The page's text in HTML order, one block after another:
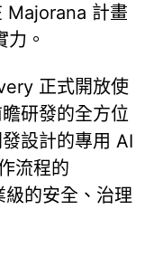
Majorana 計畫
。
正式開放使
研發的全方位
設計的專用 AI
流程的
的安全、治理